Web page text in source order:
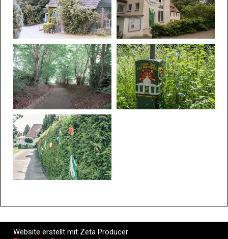
Website erstellt mit Zeta Producer